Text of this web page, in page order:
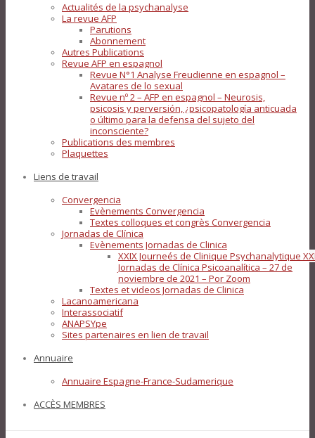
Actualités de la psychanalyse
La revue AFP
Parutions
Abonnement
Autres Publications
Revue AFP en espagnol
Revue N°1 Analyse Freudienne en espagnol –
Avatares de lo sexual
Revue nº 2 – AFP en espagnol – Neurosis,
psicosis y perversión, ¿psicopatología anticuada
o último para la defensa del sujeto del
inconsciente?
Publications des membres
Plaquettes
Liens de travail
Convergencia
Evènements Convergencia
Textes colloques et congrès Convergencia
Jornadas de Clínica
Evènements Jornadas de Clinica
XXIX Journeés de Clinique Psychanalytique
Jornadas de Clínica Psicoanalítica – 27 de
noviembre de 2021 – Por Zoom
Textes et videos Jornadas de Clinica
Lacanoamericana
Interassociatif
ANAPSYpe
Sites partenaires en lien de travail
Annuaire
Annuaire Espagne-France-Sudamerique
ACCÈS MEMBRES